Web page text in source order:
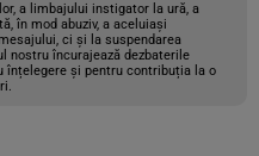
a limbajului instigator la ură, a
în mod abuziv, a aceluiași
ci și la suspendarea
nostru încurajează dezbaterile
înțelegere și pentru contribuția la o